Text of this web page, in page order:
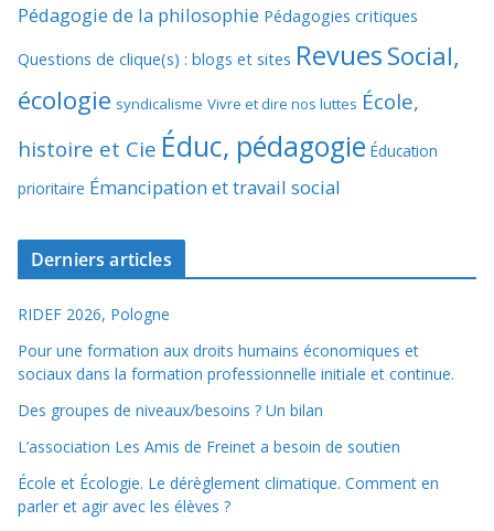
Pédagogie de la philosophie Pédagogies critiques
Questions de clique(s) : blogs et sites RevuesSocial,
écologie syndicalisme Vivre et dire nos luttes École,
histoire et Cie Éduc, pédagogie Éducation
prioritaire Émancipation et travail social
Derniers articles
RIDEF 2026, Pologne
Pour une formation aux droits humains économiques et
sociaux dans la formation professionnelle initiale et continue.
Des groupes de niveaux/besoins ? Un bilan
L’association Les Amis de Freinet a besoin de soutien
École et Écologie. Le dérèglement climatique. Comment en
parler et agir avec les élèves ?